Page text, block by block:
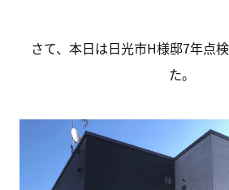
さて、本日は日光市H様邸7年点
た。